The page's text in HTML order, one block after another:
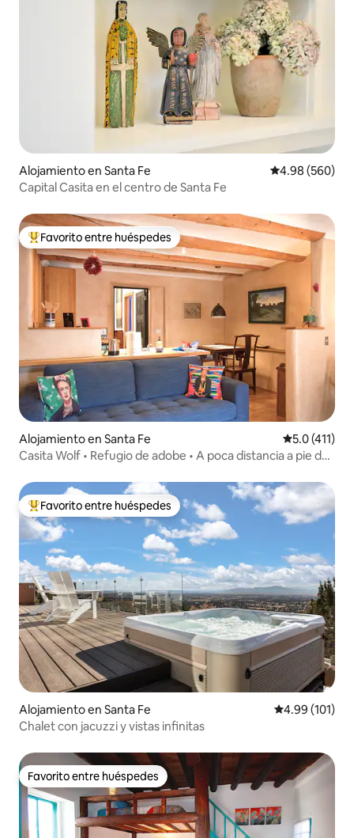
Alojamiento en Santa Fe Calificación
4.98 (560)
Capital Casita en el centro de Santa Fe
Favorito entre huéspedes preferido
Favorito entre huéspedes
Alojamiento en Santa Fe Calificación
5.0 (411)
Casita Wolf • Refugio de adobe • A poca distancia a pie de
Favorito entre huéspedes preferido
Favorito entre huéspedes
Alojamiento en Santa Fe Calificación
4.99 (101)
Chalet con jacuzzi y vistas infinitas
Favorito entre huéspedes
Favorito entre huéspedes